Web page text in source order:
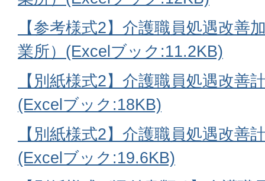
【参考様式2】介護職員処遇改善
業所）(Excelブック:11.2KB)
【別紙様式2】介護職員処遇改善
(Excelブック:18KB)
【別紙様式2】介護職員処遇改善
(Excelブック:19.6KB)